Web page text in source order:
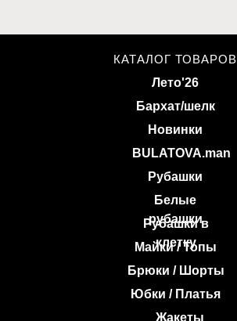
КАТАЛОГ ТОВАРОВ
BULATOVA.man
Лето'26
Бархат/шелк
Белые
рубашки
Рубашки
Жакеты
Юбки / Платья
Брюки / Шорты
Новинки
Рубашки в
клетку
Майки / Топы